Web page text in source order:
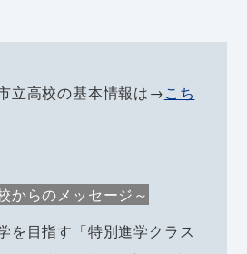
立高校の基本情報は→こち
からのメッセージ～
を目指す「特別進学クラス